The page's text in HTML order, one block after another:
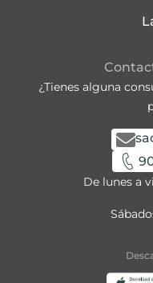
¿Tienes alguna
De lunes a